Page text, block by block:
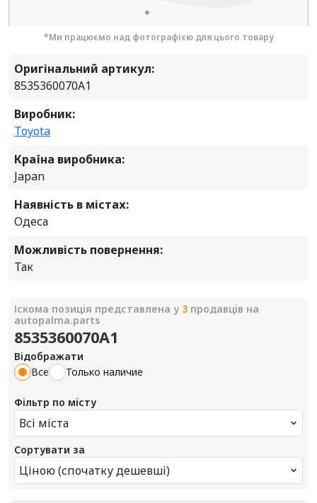
*Ми працюємо над фотографією для цього товару
Оригінальний артикул:
8535360070A1
Виробник:
Toyota
Країна виробника:
Japan
Наявність в містах:
Одеса
Можливість повернення:
Так
Іскома позиція представлена у 3 продавців на
autopalma.parts
8535360070A1
Відображати
Все
Только наличие
Фільтр по місту
Всі міста
Сортувати за
Ціною (спочатку дешевші)